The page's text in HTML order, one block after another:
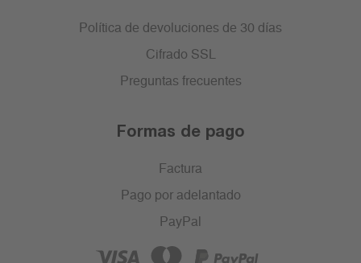
Política de devoluciones de 30 días
Cifrado SSL
Preguntas frecuentes
Formas de pago
Factura
Pago por adelantado
PayPal